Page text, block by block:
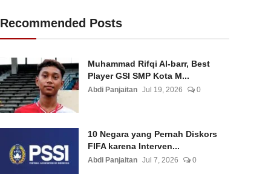
Recommended Posts
Muhammad Rifqi Al-barr, Best
Player GSI SMP Kota M...
Abdi Panjaitan Jul 19, 2026 0
10 Negara yang Pernah Diskors
FIFA karena Interven...
Abdi Panjaitan Jul 7, 2026 0